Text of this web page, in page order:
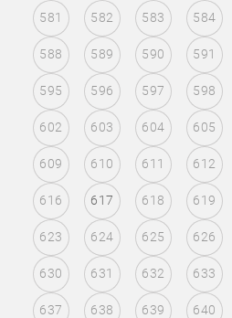
581 582 583 584
588 589 590 591
595 596 597 598
602 603 604 605
609 610 611 612
616 617 618 619
623 624 625 626
630 631 632 633
637 638 639 640